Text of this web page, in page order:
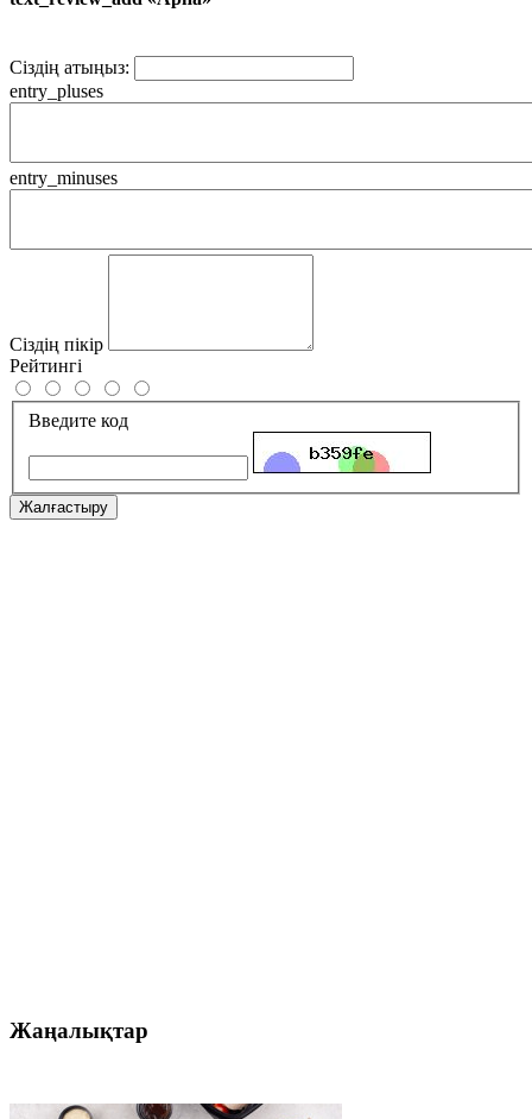
Сіздің атыңыз:
entry_pluses
entry_minuses
Сіздің пікір
Рейтингі
Введите код
Жалғастыру
Жаңалықтар